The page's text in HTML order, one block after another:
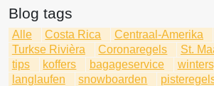
Blog tags
Alle Costa Rica Centraal-Amerika
Turkse Rivièra
Coronaregels St.
tips
koffers bagageservice
langlaufen
snowboarden